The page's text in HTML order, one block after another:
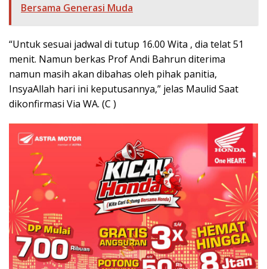
Bersama Generasi Muda
“Untuk sesuai jadwal di tutup 16.00 Wita , dia telat 51
menit. Namun berkas Prof Andi Bahrun diterima
namun masih akan dibahas oleh pihak panitia,
InsyaAllah hari ini keputusannya,” jelas Maulid Saat
dikonfirmasi Via WA. (C )